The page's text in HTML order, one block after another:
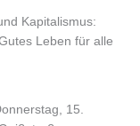
Kapitalismus:
Leben für alle
15.